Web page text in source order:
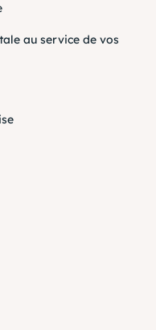
au service de vos